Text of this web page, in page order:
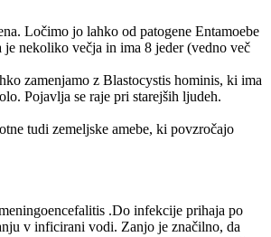
Ločimo jo lahko od patogene Entamoebe
je nekoliko večja in ima 8 jeder (vedno več
zamenjamo z Blastocystis hominis, ki ima
Pojavlja se raje pri starejših ljudeh.
tudi zemeljske amebe, ki povzročajo
.Do infekcije prihaja po
v inficirani vodi. Zanjo je značilno, da